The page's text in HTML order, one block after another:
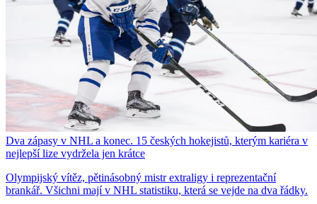
Dva zápasy v NHL a konec. 15 českých hokejistů, kterým kariéra v
nejlepší lize vydržela jen krátce
Olympijský vítěz, pětinásobný mistr extraligy i reprezentační
brankář. Všichni mají v NHL statistiku, která se vejde na dva řádky.